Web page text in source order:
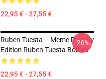
22,95 € - 27,55 €
Ruben Tuesta – Meme Royalty
Edition Ruben Tuesta Bolsas
22,95 € - 27,55 €
-20%